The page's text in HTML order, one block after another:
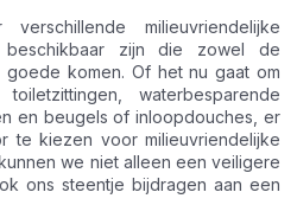
milieuvriendelijke
beschikbaar zijn die zowel de
komen. Of het nu gaat om
waterbesparende
en beugels of inloopdouches, er
te kiezen voor milieuvriendelijke
we niet alleen een veiligere
ons steentje bijdragen aan een